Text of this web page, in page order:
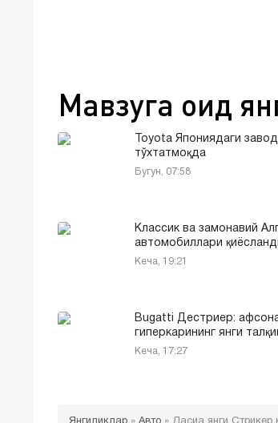
Мавзуга оид
Toyota Япониядаги
тўхтатмоқда
Бугун, 07:58
Классик ва замонавий
автомобиллари
Кеча, 19:21
Bugatti Дестриер:
гиперкарининг янги
Кеча, 17:27